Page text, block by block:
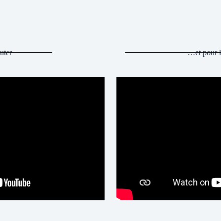
…et pour